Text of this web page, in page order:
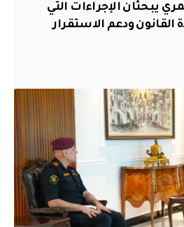
يبحثان الإجراءات التي
ودعم الاستقرار